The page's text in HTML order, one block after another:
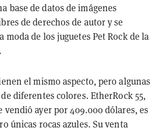
base de datos de imágenes
de derechos de autor y se
de los juguetes Pet Rock de la
el mismo aspecto, pero algunas
diferentes colores. EtherRock 55,
vendió ayer por 409.000 dólares, es
únicas rocas azules. Su venta